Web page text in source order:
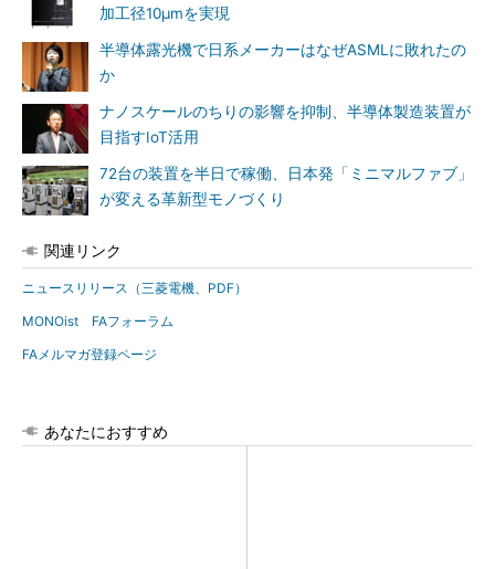
加工径10μmを実現
半導体露光機で日系メーカーはなぜASMLに敗れたの
か
ナノスケールのちりの影響を抑制、半導体製造装置が
目指すIoT活用
72台の装置を半日で稼働、日本発「ミニマルファブ」
が変える革新型モノづくり
関連リンク
ニュースリリース（三菱電機、PDF）
MONOist FAフォーラム
FAメルマガ登録ページ
あなたにおすすめ